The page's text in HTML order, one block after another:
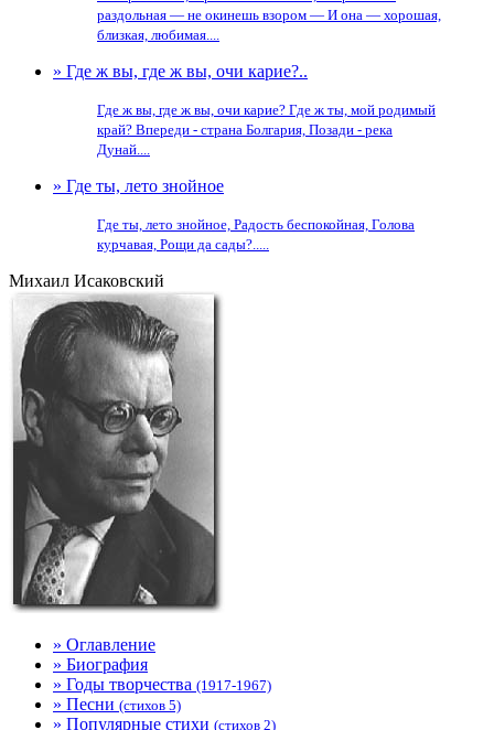
раздольная — не окинешь взором — И она — хорошая,
близкая, любимая....
» Где ж вы, где ж вы, очи карие?..
Где ж вы, где ж вы, очи карие? Где ж ты, мой родимый
край? Впереди - страна Болгария, Позади - река
Дунай....
» Где ты, лето знойное
Где ты, лето знойное, Радость беспокойная, Голова
курчавая, Рощи да сады?.....
Михаил Исаковский
» Оглавление
» Биография
» Годы творчества (1917-1967)
» Песни (стихов 5)
» Популярные стихи (стихов 2)